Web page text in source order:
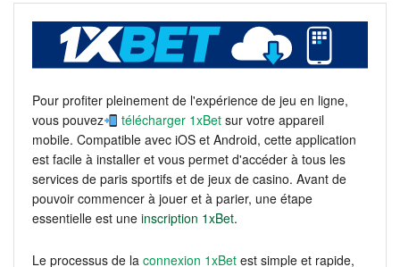
Pour profiter pleinement de l'expérience de jeu en ligne,
vous pouvez
télécharger 1xBet sur votre appareil
mobile. Compatible avec iOS et Android, cette application
est facile à installer et vous permet d'accéder à tous les
services de paris sportifs et de jeux de casino. Avant de
pouvoir commencer à jouer et à parier, une étape
essentielle est une inscription 1xBet.
Le processus de la connexion 1xBet est simple et rapide,